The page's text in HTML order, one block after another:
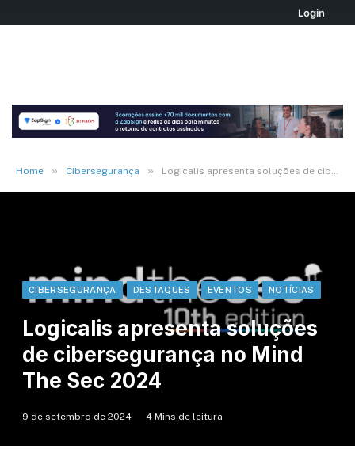
Login
Home » Cibersegurança » Logicalis apresenta soluções de cibersegurança no Mind The Sec 2024
CIBERSEGURANÇA DESTAQUES EVENTOS NOTÍCIAS
Logicalis apresenta soluções
de cibersegurança no Mind
The Sec 2024
9 de setembro de 2024 4 Mins de leitura